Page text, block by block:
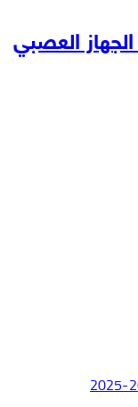
العصبي